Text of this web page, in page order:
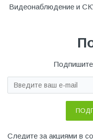
Видеонаблюдение и
Следите за акциями в